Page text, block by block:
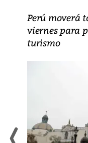
Perú moverá
viernes para
turismo